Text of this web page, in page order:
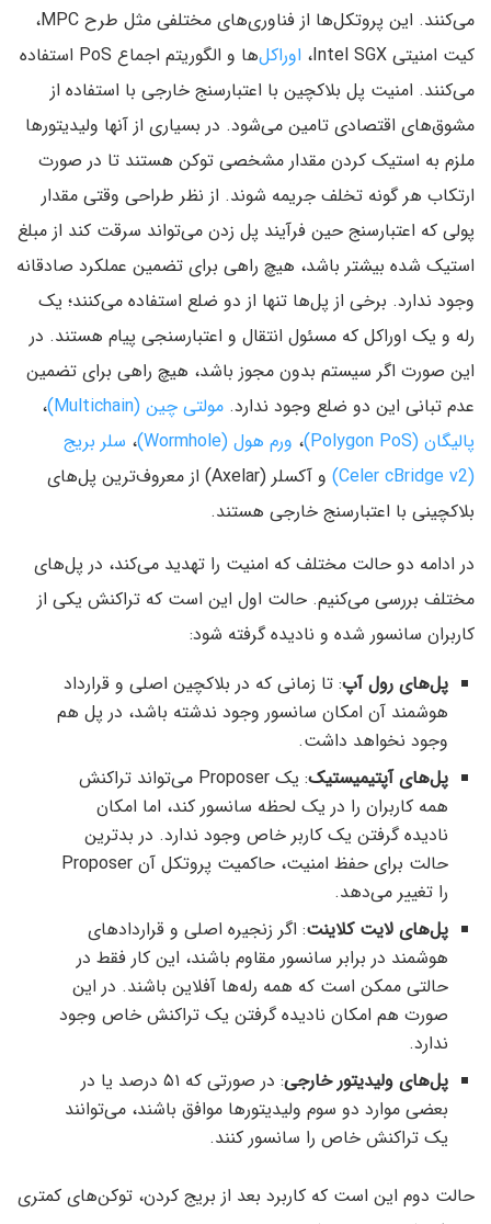
می‌کنند. این پروتکل‌ها از فناوری‌های مختلفی مثل طرح MPC،
کیت امنیتی Intel SGX،
اوراکل‌
ها و الگوریتم اجماع PoS استفاده
می‌کنند. امنیت پل بلاکچین با اعتبارسنج خارجی با استفاده از
مشوق‌های اقتصادی تامین می‌شود. در بسیاری از آنها ولیدیتورها
ملزم به استیک کردن مقدار مشخصی توکن هستند تا در صورت
ارتکاب هر گونه تخلف جریمه شوند. از نظر طراحی وقتی مقدار
پولی که اعتبارسنج حین فرآیند پل زدن می‌تواند سرقت کند از مبلغ
استیک شده بیشتر باشد، هیچ راهی برای تضمین عملکرد صادقانه
وجود ندارد. برخی از پل‌ها تنها از دو ضلع استفاده می‌کنند؛ یک
رله و یک اوراکل که مسئول انتقال و اعتبارسنجی پیام هستند. در
این صورت اگر سیستم بدون مجوز باشد، هیچ راهی برای تضمین
عدم تبانی این دو ضلع وجود ندارد. مولتی چین (Multichain)
،
پالیگان (Polygon PoS)
، ورم هول (Wormhole) ، سلر بریج
(Celer cBridge v2)
و آکسلر (Axelar) از معروف‌ترین پل‌های
بلاکچینی با اعتبارسنج خارجی هستند.
در ادامه دو حالت مختلف که امنیت را تهدید می‌کند، در پل‌های
مختلف بررسی می‌کنیم. حالت اول این است که تراکنش یکی از
کاربران سانسور شده و نادیده گرفته شود:
پل‌های رول آپ: تا زمانی که در بلاکچین اصلی و قرارداد
هوشمند آن امکان سانسور وجود ندشته باشد،‌ در پل هم
وجود نخواهد داشت.
پل‌های آپتیمیستیک
: یک Proposer می‌تواند تراکنش
همه کاربران را در یک لحظه سانسور کند، اما امکان
نادیده گرفتن یک کاربر خاص وجود ندارد. در بدترین
حالت برای حفظ امنیت، حاکمیت پروتکل آن Proposer
را تغییر می‌دهد.
پل‌های لایت کلاینت: اگر زنجیره اصلی و قراردادهای
هوشمند در برابر سانسور مقاوم باشند، این کار فقط در
حالتی ممکن است که همه رله‌ها آفلاین باشند. در این
صورت هم امکان نادیده گرفتن یک تراکنش خاص وجود
ندارد.
پل‌های ولیدیتور خارجی
: در صورتی که ۵۱ درصد یا در
بعضی موارد دو سوم ولیدیتورها موافق باشند،‌ می‌توانند
یک تراکنش خاص را سانسور کنند.
حالت دوم این است که کاربرد بعد از بریج کردن، توکن‌های کمتری